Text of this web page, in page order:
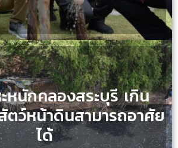
หนักคลองสระบุรี เกิน
ตว์หน้าดินสามารถอาศัย
ได้